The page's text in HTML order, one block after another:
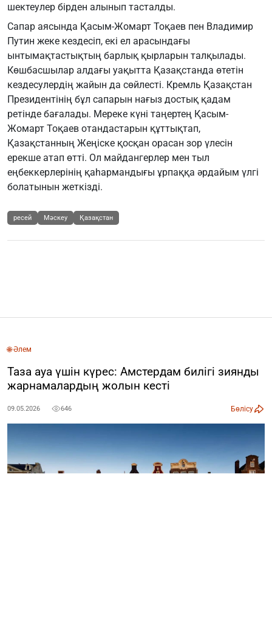
шектеулер бірден алынып тасталды.
Сапар аясында Қасым-Жомарт Тоқаев пен Владимир
Путин жеке кездесіп, екі ел арасындағы
ынтымақтастықтың барлық қырларын талқылады.
Көшбасшылар алдағы уақытта Қазақстанда өтетін
кездесулердің жайын да сөйлесті. Кремль Қазақстан
Президентінің бұл сапарын нағыз достық қадам
ретінде бағалады. Мереке күні таңертең Қасым-
Жомарт Тоқаев отандастарын құттықтап,
Қазақстанның Жеңіске қосқан орасан зор үлесін
ерекше атап өтті. Ол майдангерлер мен тыл
еңбеккерлерінің қаһармандығы ұрпаққа әрдайым үлгі
болатынын жеткізді.
ресей Мәскеу Қазақстан
🌐 Әлем
Таза ауа үшін күрес: Амстердам билігі зиянды
жарнамалардың жолын кесті
09.05.2026 646 Бөлісу